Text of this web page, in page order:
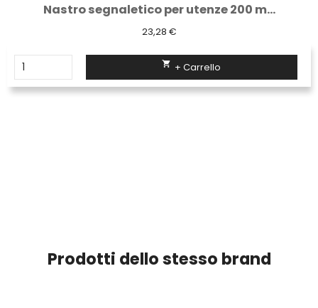
Nastro segnaletico per utenze 200 m...
23,28 €
 + Carrello
Prodotti dello stesso brand